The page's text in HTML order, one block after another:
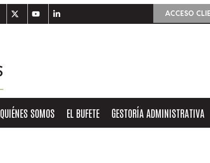
ACCESO
QUIÉNES SOMOS EL BUFETE GESTORÍA ADMINISTRATIVA